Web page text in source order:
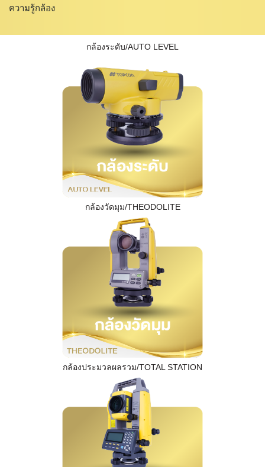
ความรู้กล้อง
กล้องระดับ/AUTO LEVEL
กล้องวัดมุม/THEODOLITE
กล้องประมวลผลรวม/TOTAL STATION